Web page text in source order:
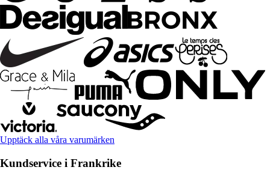
Upptäck alla våra varumärken
Kundservice i Frankrike